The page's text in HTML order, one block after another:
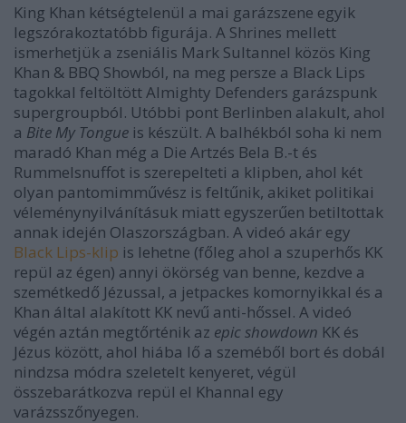
King Khan kétségtelenül a mai garázszene egyik
legszórakoztatóbb figurája. A Shrines mellett
ismerhetjük a zseniális Mark Sultannel közös King
Khan & BBQ Showból, na meg persze a Black Lips
tagokkal feltöltött Almighty Defenders garázspunk
supergroupból. Utóbbi pont Berlinben alakult, ahol
a Bite My Tongue is készült. A balhékból soha ki nem
maradó Khan még a Die Artzés Bela B.-t és
Rummelsnuffot is szerepelteti a klipben, ahol két
olyan pantomimművész is feltűnik, akiket politikai
véleménynyilvánításuk miatt egyszerűen betiltottak
annak idején Olaszországban. A videó akár egy
Black Lips-klip is lehetne (főleg ahol a szuperhős KK
repül az égen) annyi ökörség van benne, kezdve a
szemétkedő Jézussal, a jetpackes komornyikkal és a
Khan által alakított KK nevű anti-hőssel. A videó
végén aztán megtőrténik az epic showdown KK és
Jézus között, ahol hiába lő a szeméből bort és dobál
nindzsa módra szeletelt kenyeret, végül
összebarátkozva repül el Khannal egy
varázsszőnyegen.